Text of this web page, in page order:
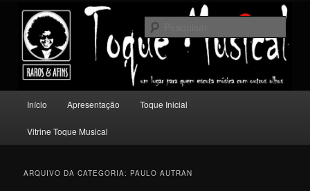
conteúdo
principal
conteúdo
secundário
Toque Musical
Um lugar para quem escuta música com outros olhos.
principal
Início Apresentação Toque Inicial
Vitrine Toque Musical
ARQUIVO DA CATEGORIA: PAULO AUTRAN